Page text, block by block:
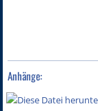
Anhänge: